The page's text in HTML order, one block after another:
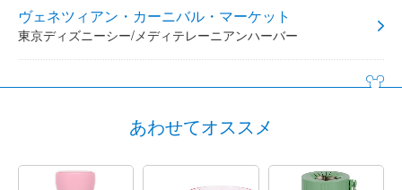
ヴェネツィアン・カーニバル・マーケット
東京ディズニーシー/メディテレーニアンハーバー
あわせてオススメ